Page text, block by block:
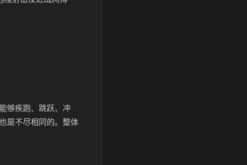
够疾跑、跳跃、冲
是不尽相同的。整体